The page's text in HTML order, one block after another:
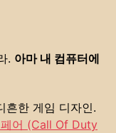
. 아마 내 컴퓨터에
흔한 게임 디자인.
어 (Call Of Duty